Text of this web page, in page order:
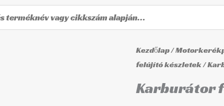
Kezdőlap/
felújító készletek/
Karburátor
Karburátor
felújító
készlet
CAB-